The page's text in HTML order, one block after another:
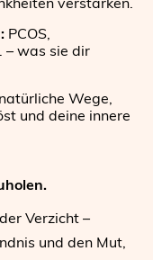
PCOS,
– was sie dir
Wege,
und deine innere
Verzicht –
und den Mut,